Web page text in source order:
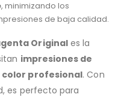
, minimizando los
de baja calidad.
Originales la
impresiones de
profesional. Con
es perfecto para